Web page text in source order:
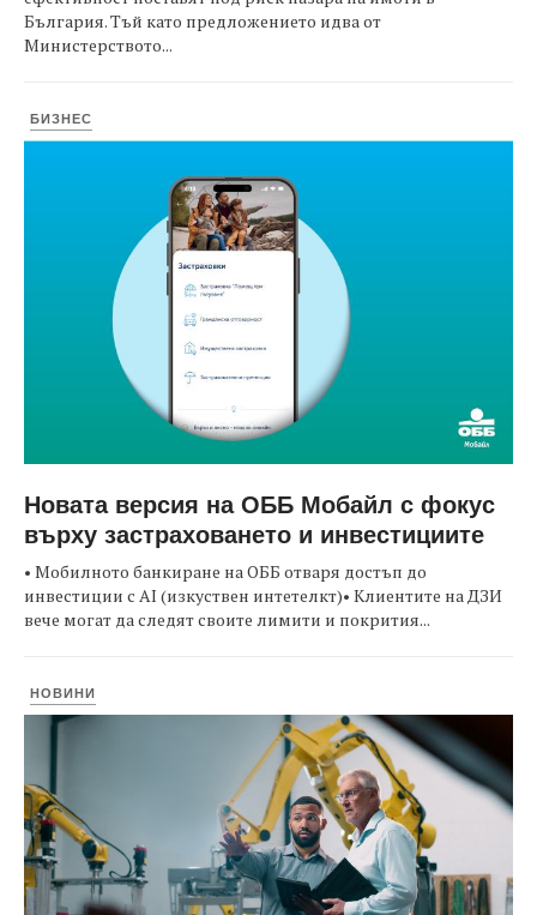
България. Тъй като предложението идва от
Министерството...
БИЗНЕС
Новата версия на ОББ Мобайл с фокус
върху застраховането и инвестициите
• Мобилното банкиране на ОББ отваря достъп до
инвестиции с AI (изкуствен интетелкт)• Клиентите на ДЗИ
вече могат да следят своите лимити и покрития...
НОВИНИ